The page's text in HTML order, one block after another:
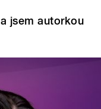
a jsem autorkou